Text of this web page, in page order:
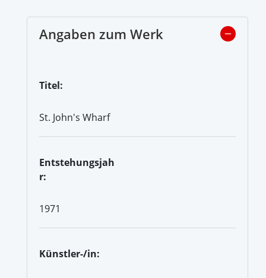
Angaben zum Werk
Titel:
St. John's Wharf
Entstehungsjah
r:
1971
Künstler-/in: